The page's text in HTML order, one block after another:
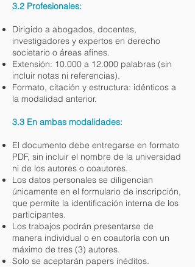
3.2 Profesionales:
Dirigido a abogados, docentes,
investigadores y expertos en derecho
societario o áreas afines.
Extensión: 10.000 a 12.000 palabras (sin
incluir notas ni referencias).
Formato, citación y estructura: idénticos a
la modalidad anterior.
3.3 En ambas modalidades:
El documento debe entregarse en formato
PDF, sin incluir el nombre de la universidad
ni de los autores o coautores.
Los datos personales se diligencian
únicamente en el formulario de inscripción,
que permite la identificación interna de los
participantes.
Los trabajos podrán presentarse de
manera individual o en coautoría con un
máximo de tres (3) autores.
Solo se aceptarán papers inéditos.